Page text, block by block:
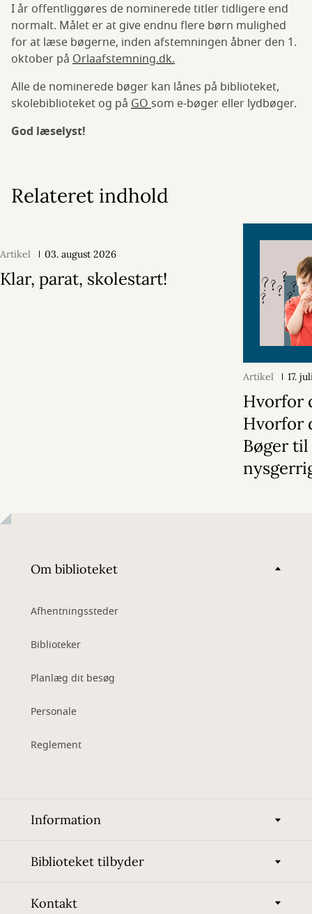
I år offentliggøres de nominerede titler tidligere end
normalt. Målet er at give endnu flere børn mulighed
for at læse bøgerne, inden afstemningen åbner den 1.
oktober på Orlaafstemning.dk.
Alle de nominerede bøger kan lånes på biblioteket,
skolebiblioteket og på GOsom e-bøger eller lydbøger.
God læselyst!
Relateret indhold
Artikel 03. august 2026
Klar, parat, skolestart!
Artikel 17.
Hvorfor
Hvorfor
Bøger til
Om biblioteket
Afhentningssteder
Biblioteker
Planlæg dit besøg
Personale
Reglement
Information
Biblioteket tilbyder
Kontakt